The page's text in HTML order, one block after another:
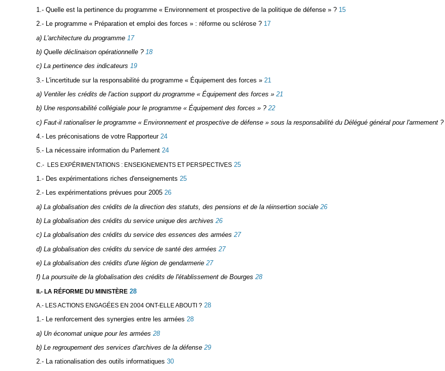
1.- Quelle est la pertinence du programme « Environnement et prospective de la politique de défense » ?15
2.- Le programme « Préparation et emploi des forces » : réforme ou sclérose ?17
a) L'architecture du programme17
b) Quelle déclinaison opérationnelle ?18
c) La pertinence des indicateurs 19
3.- L'incertitude sur la responsabilité du programme « Équipement des forces »21
a) Ventiler les crédits de l'action support du programme « Équipement des forces »21
b) Une responsabilité collégiale pour le programme « Équipement des forces » ?22
c) Faut-il rationaliser le programme « Environnement et prospective de défense » sous la responsabilité du Délégué général pour l'armement ?
4.- Les préconisations de votre Rapporteur24
5.- La nécessaire information du Parlement24
C.- LES EXPÉRIMENTATIONS : ENSEIGNEMENTS ET PERSPECTIVES25
1.- Des expérimentations riches d'enseignements 25
2.- Les expérimentations prévues pour 200526
a) La globalisation des crédits de la direction des statuts, des pensions et de la réinsertion sociale26
b) La globalisation des crédits du service unique des archives 26
c) La globalisation des crédits du service des essences des armées 27
d) La globalisation des crédits du service de santé des armées 27
e) La globalisation des crédits d'une légion de gendarmerie27
f) La poursuite de la globalisation des crédits de l'établissement de Bourges 28
II.- LA RÉFORME DU MINISTÈRE28
A.- LES ACTIONS ENGAGÉES EN 2004 ONT-ELLE ABOUTI ?28
1.- Le renforcement des synergies entre les armées 28
a) Un économat unique pour les armées 28
b) Le regroupement des services d'archives de la défense29
2.- La rationalisation des outils informatiques 30